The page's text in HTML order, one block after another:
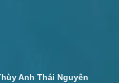
Anh Thái Nguyên